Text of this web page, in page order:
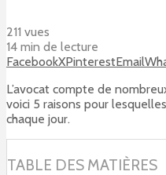
211 vues
14 min de lecture
FacebookXPinterestEmail
L’avocat compte de
voici 5 raisons pour
chaque jour.
TABLE DES MATIÈRES